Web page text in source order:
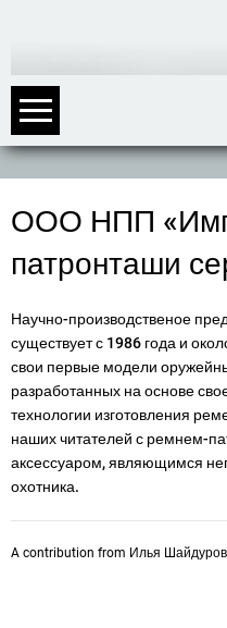
ООО НПП
патронташи
Научно-производственое
существует с 1986 года и
свои первые модели
разработанных на основе
технологии изготовления
наших читателей с ремнем-
аксессуаром, являющимся
охотника.
A contribution from Илья